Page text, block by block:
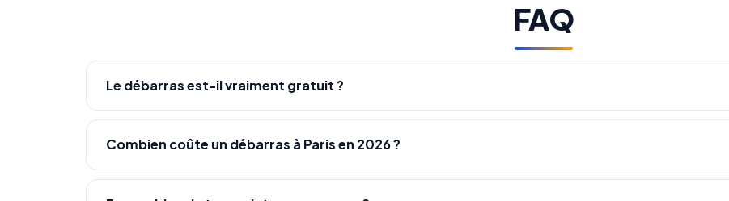
FAQ
Le débarras est-il vraiment gratuit ?
Combien coûte un débarras à Paris en 2026 ?